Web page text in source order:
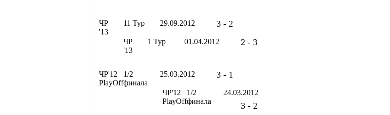
ЧР
'13
11 Тур 29.09.2012 3 - 2
ЧР
'13
1 Тур 01.04.2012 2 - 3
ЧР'12
PlayOff
1/2
финала
25.03.2012 3 - 1
ЧР'12
PlayOff
1/2
финала
24.03.2012
3 - 2